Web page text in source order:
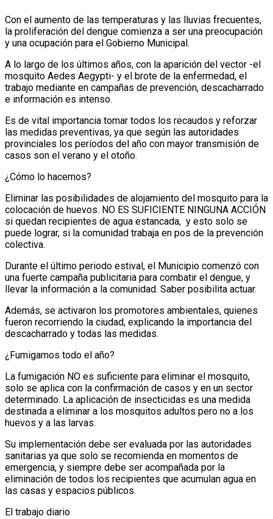
Con el aumento de las temperaturas y las lluvias frecuentes,
la proliferación del dengue comienza a ser una preocupación
y una ocupación para el Gobierno Municipal.
A lo largo de los últimos años, con la aparición del vector -el
mosquito Aedes Aegypti- y el brote de la enfermedad, el
trabajo mediante en campañas de prevención, descacharrado
e información es intenso.
Es de vital importancia tomar todos los recaudos y reforzar
las medidas preventivas, ya que según las autoridades
provinciales los períodos del año con mayor transmisión de
casos son el verano y el otoño.
¿Cómo lo hacemos?
Eliminar las posibilidades de alojamiento del mosquito para la
colocación de huevos. NO ES SUFICIENTE NINGUNA ACCIÓN
si quedan recipientes de agua estancada, y esto solo se
puede lograr, si la comunidad trabaja en pos de la prevención
colectiva.
Durante el último periodo estival, el Municipio comenzó con
una fuerte campaña publicitaria para combatir el dengue, y
llevar la información a la comunidad. Saber posibilita actuar.
Además, se activaron los promotores ambientales, quienes
fueron recorriendo la ciudad, explicando la importancia del
descacharrado y todas las medidas.
¿Fumigamos todo el año?
La fumigación NO es suficiente para eliminar el mosquito,
solo se aplica con la confirmación de casos y en un sector
determinado. La aplicación de insecticidas es una medida
destinada a eliminar a los mosquitos adultos pero no a los
huevos y a las larvas.
Su implementación debe ser evaluada por las autoridades
sanitarias ya que solo se recomienda en momentos de
emergencia, y siempre debe ser acompañada por la
eliminación de todos los recipientes que acumulan agua en
las casas y espacios públicos.
El trabajo diario